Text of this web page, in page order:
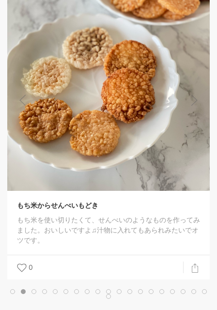
もち米からせんべいもどき
もち米を使い切りたくて、せんべいのようなものを作ってみ
ました。おいしいですよ♫汁物に入れてもあられみたいでオ
ツです。
0